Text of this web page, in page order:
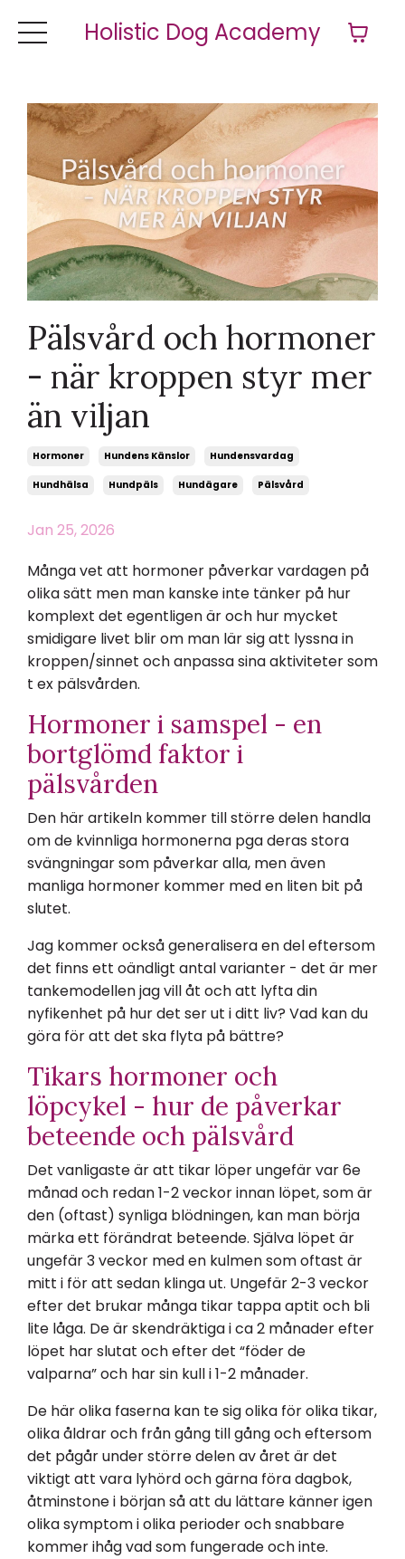
Holistic Dog Academy
Pälsvård och hormoner
- när kroppen styr mer
än viljan
Hormoner Hundens Känslor Hundensvardag
Hundhälsa Hundpäls Hundägare Pälsvård
Jan 25, 2026
Många vet att hormoner påverkar vardagen på
olika sätt men man kanske inte tänker på hur
komplext det egentligen är och hur mycket
smidigare livet blir om man lär sig att lyssna in
kroppen/sinnet och anpassa sina aktiviteter som
t ex pälsvården.
Hormoner i samspel - en
bortglömd faktor i
pälsvården
Den här artikeln kommer till större delen handla
om de kvinnliga hormonerna pga deras stora
svängningar som påverkar alla, men även
manliga hormoner kommer med en liten bit på
slutet.
Jag kommer också generalisera en del eftersom
det finns ett oändligt antal varianter - det är mer
tankemodellen jag vill åt och att lyfta din
nyfikenhet på hur det ser ut i ditt liv? Vad kan du
göra för att det ska flyta på bättre?
Tikars hormoner och
löpcykel - hur de påverkar
beteende och pälsvård
Det vanligaste är att tikar löper ungefär var 6e
månad och redan 1-2 veckor innan löpet, som är
den (oftast) synliga blödningen, kan man börja
märka ett förändrat beteende. Själva löpet är
ungefär 3 veckor med en kulmen som oftast är
mitt i för att sedan klinga ut. Ungefär 2-3 veckor
efter det brukar många tikar tappa aptit och bli
lite låga. De är skendräktiga i ca 2 månader efter
löpet har slutat och efter det “föder de
valparna” och har sin kull i 1-2 månader.
De här olika faserna kan te sig olika för olika tikar,
olika åldrar och från gång till gång och eftersom
det pågår under större delen av året är det
viktigt att vara lyhörd och gärna föra dagbok,
åtminstone i början så att du lättare känner igen
olika symptom i olika perioder och snabbare
kommer ihåg vad som fungerade och inte.